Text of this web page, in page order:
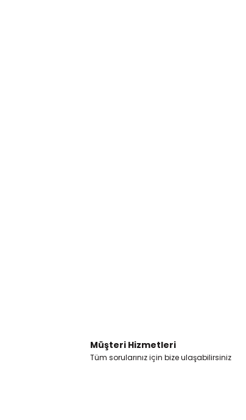
Müşteri Hizmetleri
Tüm sorularınız için bize ulaşabilirsiniz